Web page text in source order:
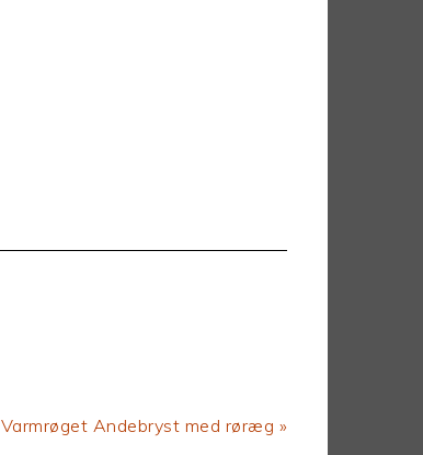
Next
Varmrøget Andebryst med røræg »